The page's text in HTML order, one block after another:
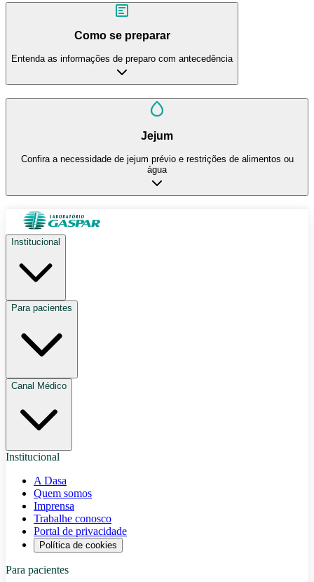
Como se preparar
Entenda as informações de preparo com antecedência
Jejum
Confira a necessidade de jejum prévio e restrições de alimentos ou
água
Institucional
Para pacientes
Canal Médico
Institucional
A Dasa
Quem somos
Imprensa
Trabalhe conosco
Portal de privacidade
Política de cookies
Para pacientes